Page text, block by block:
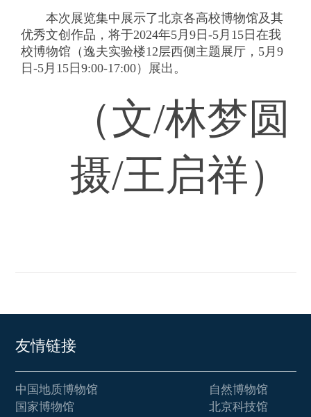
本次展览集中展示了北京各高校博物馆及其
优秀文创作品，将于2024年5月9日-5月15日在我
校博物馆（逸夫实验楼12层西侧主题展厅，5月9
日-5月15日9:00-17:00）展出。
（文/林梦圆
摄/王启祥）
友情链接
中国地质博物馆
自然博物馆
国家博物馆
北京科技馆